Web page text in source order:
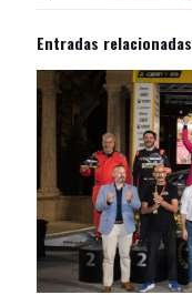
Entradas relacionadas